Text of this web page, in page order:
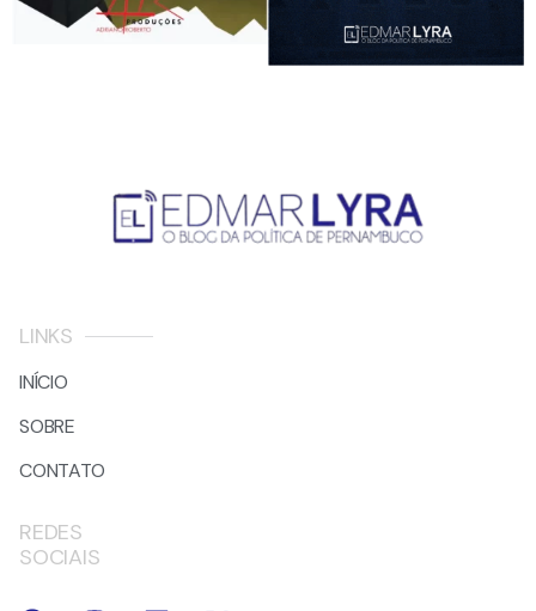
LINKS
INÍCIO
SOBRE
CONTATO
REDES
SOCIAIS